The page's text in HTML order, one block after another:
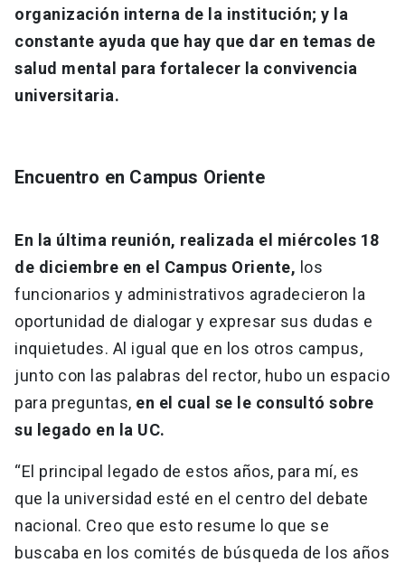
organización interna de la institución; y la
constante ayuda que hay que dar en temas de
salud mental para fortalecer la convivencia
universitaria.
Encuentro en Campus Oriente
En la última reunión, realizada el miércoles 18
de diciembre en el Campus Oriente, los
funcionarios y administrativos agradecieron la
oportunidad de dialogar y expresar sus dudas e
inquietudes. Al igual que en los otros campus,
junto con las palabras del rector, hubo un espacio
para preguntas, en el cual se le consultó sobre
su legado en la UC.
“El principal legado de estos años, para mí, es
que la universidad esté en el centro del debate
nacional. Creo que esto resume lo que se
buscaba en los comités de búsqueda de los años